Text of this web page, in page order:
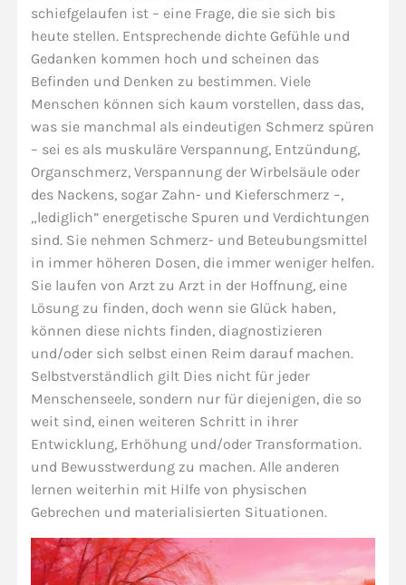
schiefgelaufen ist – eine Frage, die sie sich bis
heute stellen. Entsprechende dichte Gefühle und
Gedanken kommen hoch und scheinen das
Befinden und Denken zu bestimmen. Viele
Menschen können sich kaum vorstellen, dass das,
was sie manchmal als eindeutigen Schmerz spüren
– sei es als muskuläre Verspannung, Entzündung,
Organschmerz, Verspannung der Wirbelsäule oder
des Nackens, sogar Zahn- und Kieferschmerz –,
„lediglich” energetische Spuren und Verdichtungen
sind. Sie nehmen Schmerz- und Beteubungsmittel
in immer höheren Dosen, die immer weniger helfen.
Sie laufen von Arzt zu Arzt in der Hoffnung, eine
Lösung zu finden, doch wenn sie Glück haben,
können diese nichts finden, diagnostizieren
und/oder sich selbst einen Reim darauf machen.
Selbstverständlich gilt Dies nicht für jeder
Menschenseele, sondern nur für diejenigen, die so
weit sind, einen weiteren Schritt in ihrer
Entwicklung, Erhöhung und/oder Transformation.
und Bewusstwerdung zu machen. Alle anderen
lernen weiterhin mit Hilfe von physischen
Gebrechen und materialisierten Situationen.